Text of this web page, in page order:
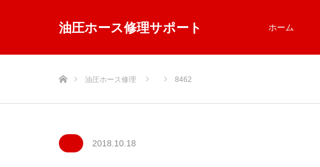
油圧ホース修理サポート ホーム
油圧ホース修理 8462
2018.10.18